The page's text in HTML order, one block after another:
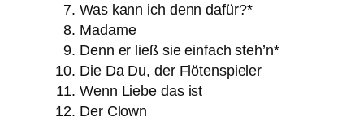
Was kann ich denn dafür?*
Madame
Denn er ließ sie einfach steh’n*
Die Da Du, der Flötenspieler
Wenn Liebe das ist
Der Clown